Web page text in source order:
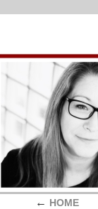
← HOME